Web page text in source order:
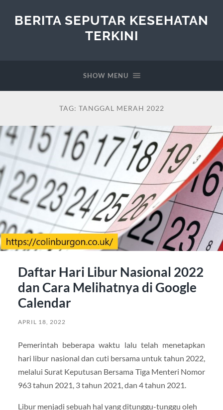
BERITA SEPUTAR KESEHATAN
TERKINI
SHOW MENU
TAG: TANGGAL MERAH 2022
Daftar Hari Libur Nasional 2022
dan Cara Melihatnya di Google
Calendar
APRIL 18, 2022
Pemerintah beberapa waktu lalu telah menetapkan
hari libur nasional dan cuti bersama untuk tahun 2022,
melalui Surat Keputusan Bersama Tiga Menteri Nomor
963 tahun 2021, 3 tahun 2021, dan 4 tahun 2021.
Libur menjadi sebuah hal yang ditunggu-tunggu oleh